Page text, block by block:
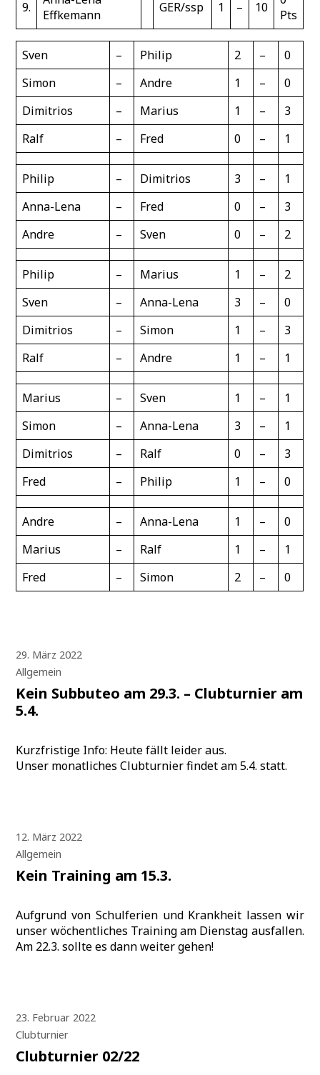
9.
Effkemann
GER/ssp 1 – 10
Pts
Sven – Philip 2 –
0
Simon
– Andre 1 –
0
Dimitrios
– Marius 1 –
3
Ralf
– Fred 0 – 1
Philip – Dimitrios 3 –
1
Anna-Lena
– Fred 0 –
3
Andre
– Sven 0 – 2
Philip – Marius 1 –
2
Sven
– Anna-Lena 3 –
0
Dimitrios
– Simon 1 –
3
Ralf
– Andre 1 – 1
Marius – Sven 1 –
1
Simon
– Anna-Lena 3 –
1
Dimitrios
– Ralf 0 –
3
Fred
– Philip 1 – 0
Andre – Anna-Lena 1 –
0
Marius
– Ralf 1 –
1
Fred
– Simon 2 – 0
29. März 2022
Allgemein
Kein Subbuteo am 29.3. – Clubturnier am
5.4.
Kurzfristige Info: Heute fällt leider aus.
Unser monatliches Clubturnier findet am 5.4. statt.
12. März 2022
Allgemein
Kein Training am 15.3.
Aufgrund von Schulferien und Krankheit lassen wir
unser wöchentliches Training am Dienstag ausfallen.
Am 22.3. sollte es dann weiter gehen!
23. Februar 2022
Clubturnier
Clubturnier 02/22